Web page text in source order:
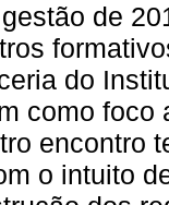
de
do
como foco
encontro
o intuito